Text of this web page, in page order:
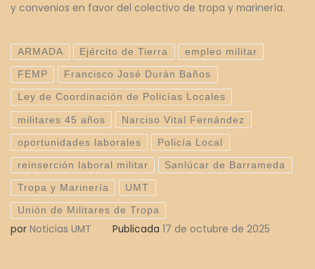
y convenios en favor del colectivo de tropa y marinería.
ARMADA Ejército de Tierra empleo militar
FEMP Francisco José Durán Baños
Ley de Coordinación de Policías Locales
militares 45 años Narciso Vital Fernández
oportunidades laborales Policía Local
reinserción laboral militar Sanlúcar de Barrameda
Tropa y Marinería UMT
Unión de Militares de Tropa
por Noticias UMT Publicada 17 de octubre de 2025